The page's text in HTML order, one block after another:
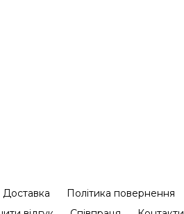
Доставка Політика повернення